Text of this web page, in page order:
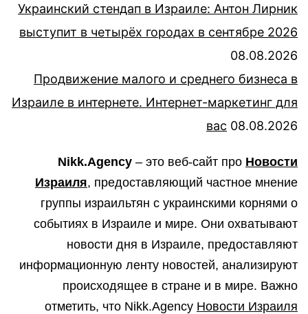
Украинский стендап в Израиле: Антон Лирник
выступит в четырёх городах в сентябре 2026
08.08.2026
Продвижение малого и среднего бизнеса в
Израиле в интернете. Интернет-маркетинг для
вас 08.08.2026
Nikk.Agency – это веб-сайт про Новости
Израиля, предоставляющий частное мнение
группы израильтян с украинскими корнями о
событиях в Израиле и мире. Они охватывают
новости дня в Израиле, предоставляют
информационную ленту новостей, анализируют
происходящее в стране и в мире. Важно
отметить, что Nikk.Agency Новости Израиля